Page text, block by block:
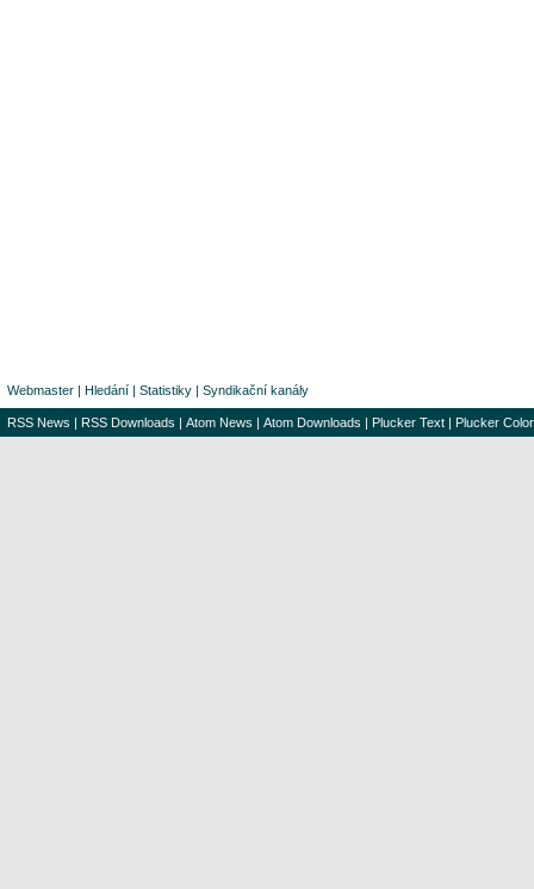
Webmaster | Hledání | Statistiky | Syndikační kanály
RSS News | RSS Downloads | Atom News | Atom Downloads | Plucker Text | Plucker Color